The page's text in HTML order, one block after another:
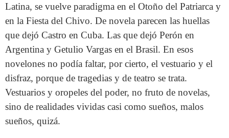
Latina, se vuelve paradigma en el Otoño del Patriarca y
en la Fiesta del Chivo. De novela parecen las huellas
que dejó Castro en Cuba. Las que dejó Perón en
Argentina y Getulio Vargas en el Brasil. En esos
novelones no podía faltar, por cierto, el vestuario y el
disfraz, porque de tragedias y de teatro se trata.
Vestuarios y oropeles del poder, no fruto de novelas,
sino de realidades vividas casi como sueños, malos
sueños, quizá.